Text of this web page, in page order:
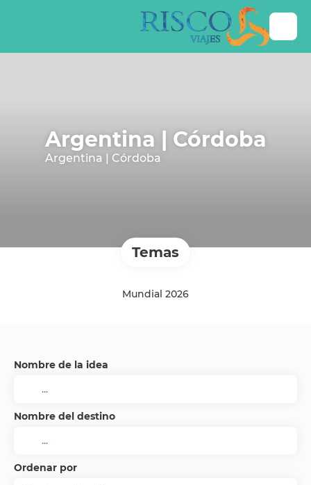
Argentina | Córdoba
Argentina | Córdoba
Temas
Mundial 2026
Nombre de la idea
Nombre del destino
Ordenar por